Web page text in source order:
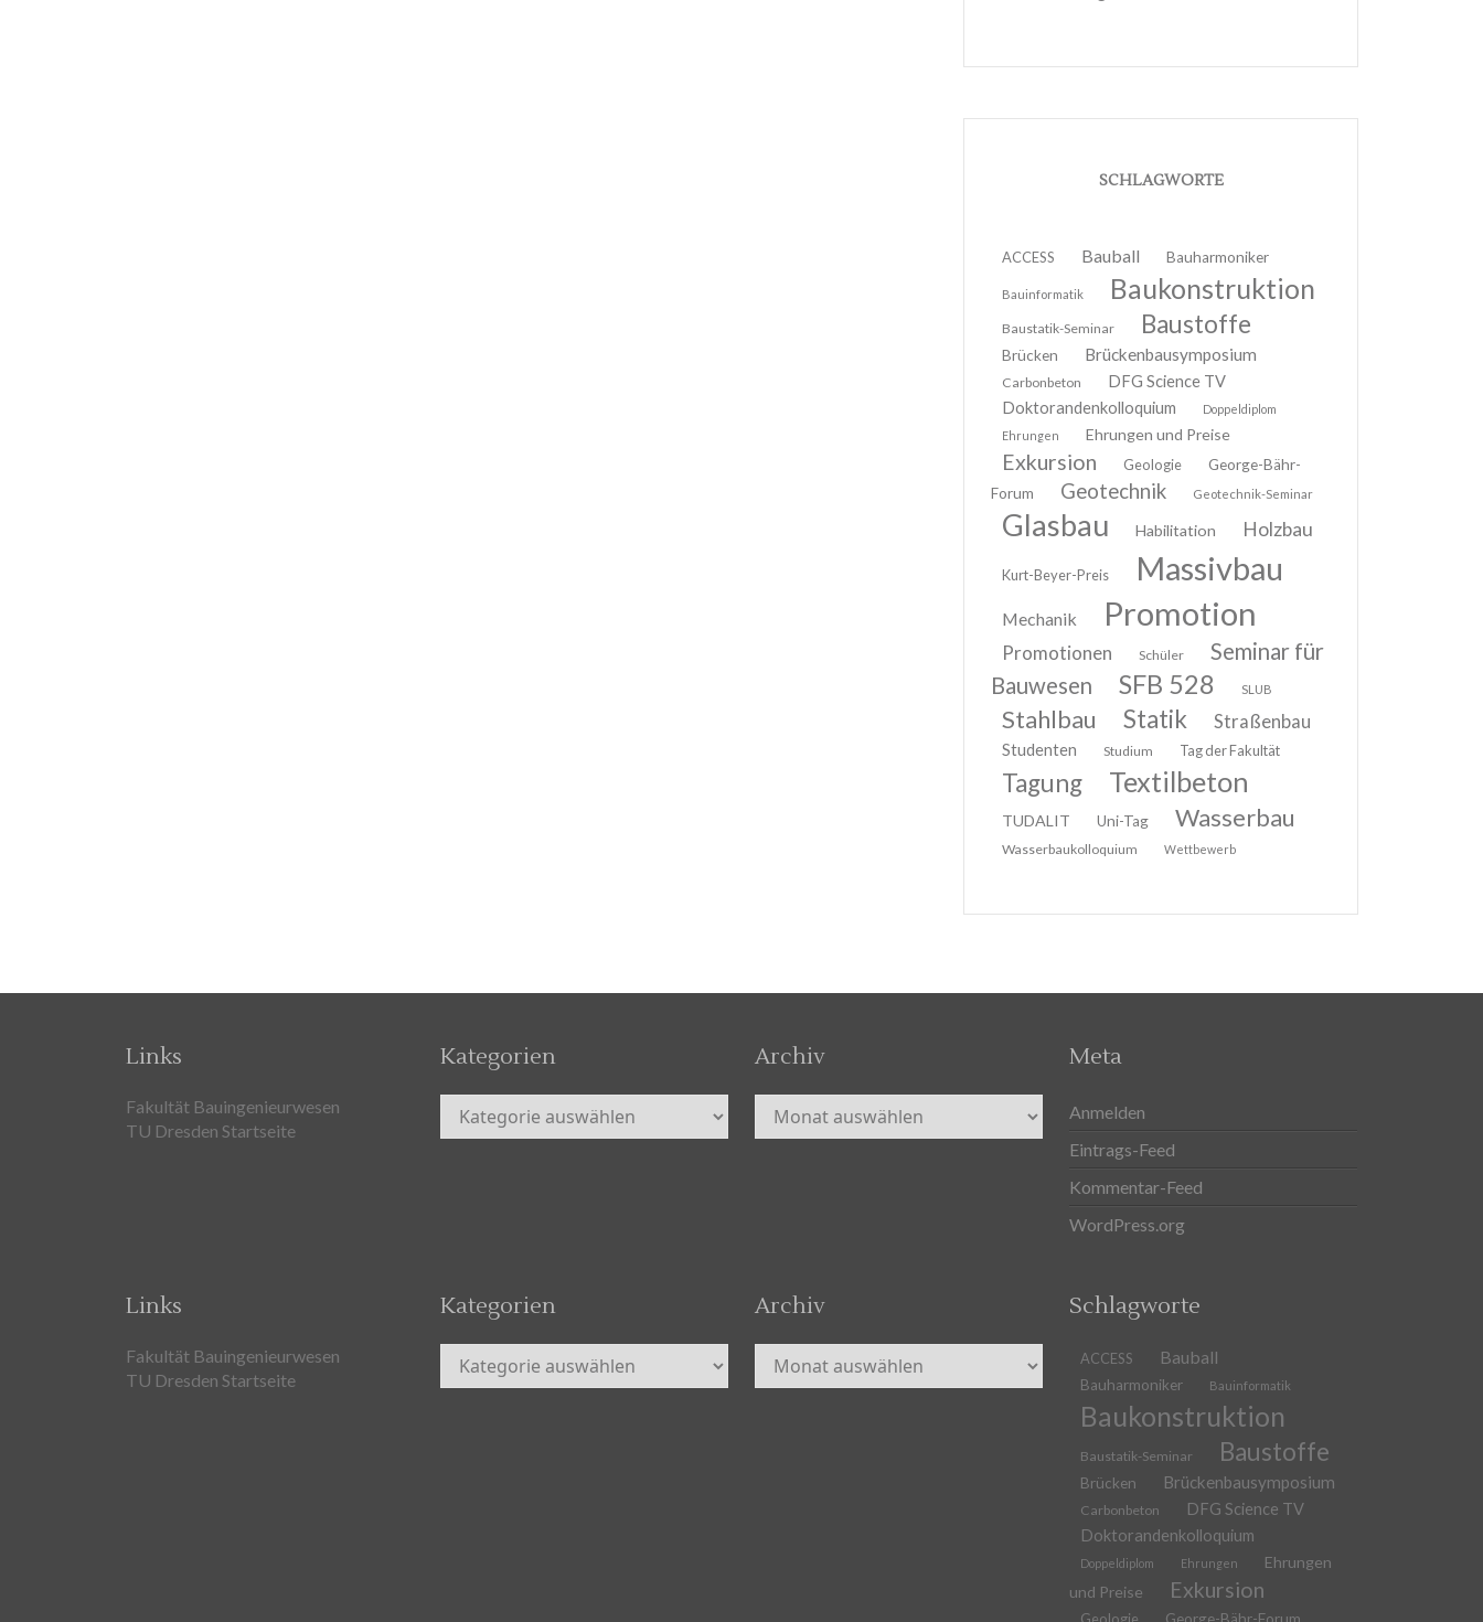
SCHLAGWORTE
ACCESS Bauball Bauharmoniker
Bauinformatik Baukonstruktion
Baustatik-Seminar Baustoffe
Brücken Brückenbausymposium
Carbonbeton
DFG Science TV
Doktorandenkolloquium
Doppeldiplom
Ehrungen
Ehrungen und Preise
Exkursion Geologie
George-Bähr-
Forum
Geotechnik Geotechnik-Seminar
Glasbau Habilitation Holzbau
Kurt-Beyer-Preis Massivbau
Mechanik Promotion
Promotionen Schüler
Seminar für
Bauwesen
SFB 528 SLUB
Stahlbau Statik Straßenbau
Studenten Studium Tag der Fakultät
Tagung Textilbeton
TUDALIT Uni-Tag Wasserbau
Wasserbaukolloquium Wettbewerb
Links
Fakultät Bauingenieurwesen
TU Dresden Startseite
Kategorien
Kategorien
Archiv
Archiv
Meta
Anmelden
Eintrags-Feed
Kommentar-Feed
WordPress.org
Links
Fakultät Bauingenieurwesen
TU Dresden Startseite
Kategorien
Kategorien
Archiv
Archiv
Schlagworte
ACCESS Bauball
Bauharmoniker Bauinformatik
Baukonstruktion
Baustatik-Seminar Baustoffe
Brücken Brückenbausymposium
Carbonbeton
DFG Science TV
Doktorandenkolloquium
Doppeldiplom Ehrungen
Ehrungen
und Preise
Exkursion
Geologie George-Bähr-Forum